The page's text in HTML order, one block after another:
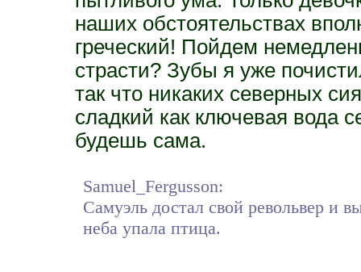
наших обстоятельствах
греческий! Пойдем
страсти? Зубы я уже
так что никаких северных
сладкий как ключевая вода
будешь сама.
Samuel_Fergusson:
Самуэль достал свой револьвер и
неба упала птица.